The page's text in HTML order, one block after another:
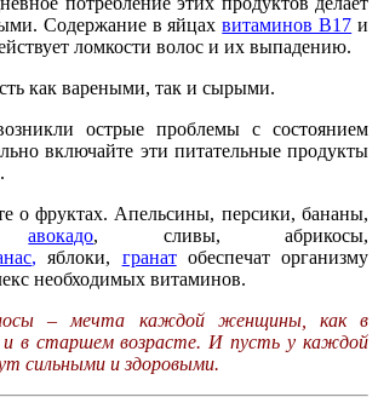
Содержание в яйцахвитаминов В17 и
ломкости волос и их выпадению.
как вареными, так и сырыми.
острые проблемы с состоянием
включайте эти питательные продукты
о фруктах. Апельсины, персики, бананы,
авокадо, сливы, абрикосы,
, яблоки, гранатобеспечат организму
необходимых витаминов.
– мечта каждой женщины, как в
в старшем возрасте. И пусть у каждой
сильными и здоровыми.